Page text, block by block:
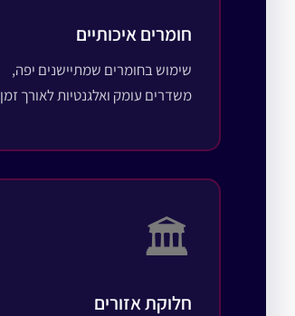
חומרים איכותיים
שימוש בחומרים שמתיישנים יפה,
משדרים עומק ואלגנטיות לאורך זמן
🏛️
חלוקת אזורים